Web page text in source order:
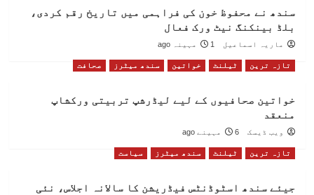
سندھ نے محفوظ خون کی فراہمی میں تاریخ رقم کردی،
بلڈ بینکنگ نیٹ ورک فعال
ماریہ اسماعیل 1 مہینہ ago
تازہ ترین ٹیلنٹ خواتین سندھ میٹرز صحافت
خواتین صحافیوں کے لیے لیڈرشپ تربیتی ورکشاپ
منعقد
ویب ڈیسک 6 مہینے ago
تازہ ترین ٹیلنٹ سندھ میٹرز سیاست
جیئے سندھ اسٹوڈنٹس فیڈریشن کا سالانہ اجلاس، نئی